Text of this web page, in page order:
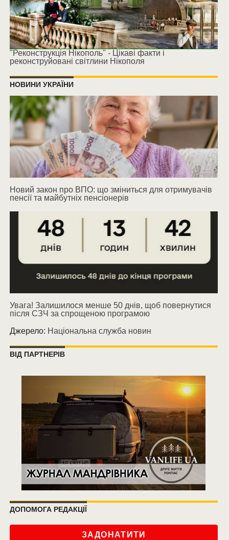
"Реконструкція Нікополь" - Цікаві факти і
реконструйовані світлини Нікополя
НОВИНИ УКРАЇНИ
Новий закон про ВПО: що зміниться для отримувачів
пенсії та майбутніх пенсіонерів
Увага! Залишилося менше 50 днів, щоб повернутися
після СЗЧ за спрощеною програмою
Джерело: Національна служба новин
ВІД ПАРТНЕРІВ
ДОПОМОГА РЕДАКЦІЇ
ЗАДОНАТИТИ